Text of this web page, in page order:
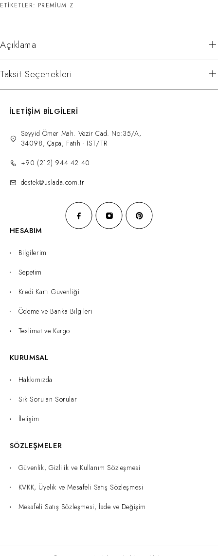
ETIKETLER: PREMIUM Z
Açıklama
Taksit Seçenekleri
İLETİŞİM BİLGİLERİ
Seyyid Ömer Mah. Vezir Cad. No:35/A,
34098, Çapa, Fatih - İST/TR
+90 (212) 944 42 40
destek@uslada.com.tr
HESABIM
Bilgilerim
Sepetim
Kredi Kartı Güvenliği
Ödeme ve Banka Bilgileri
Teslimat ve Kargo
KURUMSAL
Hakkımızda
Sık Sorulan Sorular
İletişim
SÖZLEŞMELER
Güvenlik, Gizlilik ve Kullanım Sözleşmesi
KVKK, Üyelik ve Mesafeli Satış Sözleşmesi
Mesafeli Satış Sözleşmesi, İade ve Değişim